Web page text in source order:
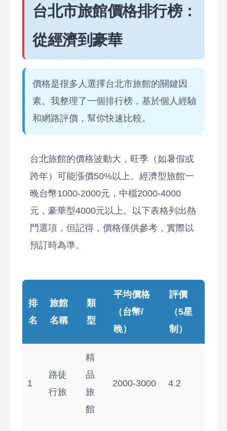
台北市旅館價格排行榜：
從經濟到豪華
價格是很多人選擇台北市旅館的關鍵因
素。我整理了一個排行榜，基於個人經驗
和網路評價，幫你快速比較。
台北旅館的價格波動大，旺季（如暑假或
跨年）可能漲價50%以上。經濟型旅館一
晚台幣1000-2000元，中檔2000-4000
元，豪華型4000元以上。以下表格列出熱
門選項，但記得，價格僅供參考，實際以
預訂時為準。
排
名
旅館
名稱
類
型
平均價格
（台幣/
晚）
評價
（5星
制）
1
路徒
行旅
精
品
旅
館
2000-3000 4.2